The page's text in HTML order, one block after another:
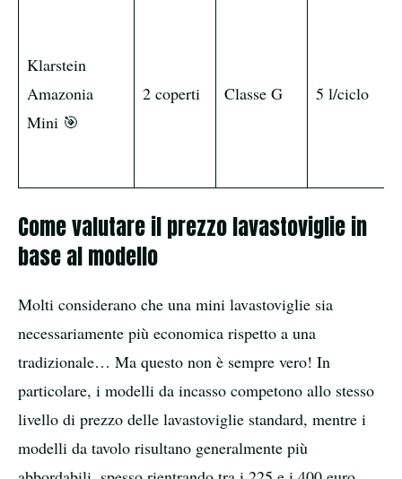
Klarstein
Amazonia
Mini 🎯
2 coperti Classe G 5 l/ciclo
Come valutare il prezzo lavastoviglie in
base al modello
Molti considerano che una mini lavastoviglie sia
necessariamente più economica rispetto a una
tradizionale… Ma questo non è sempre vero! In
particolare, i modelli da incasso competono allo stesso
livello di prezzo delle lavastoviglie standard, mentre i
modelli da tavolo risultano generalmente più